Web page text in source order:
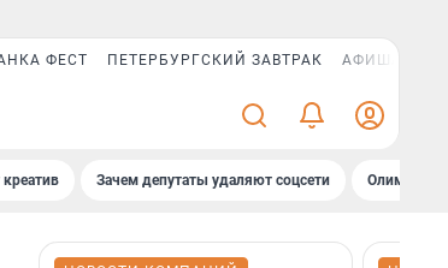
ФЕСТ ПЕТЕРБУРГСКИЙ ЗАВТРАК АФИША PLUS
креатив Зачем депутаты удаляют соцсети